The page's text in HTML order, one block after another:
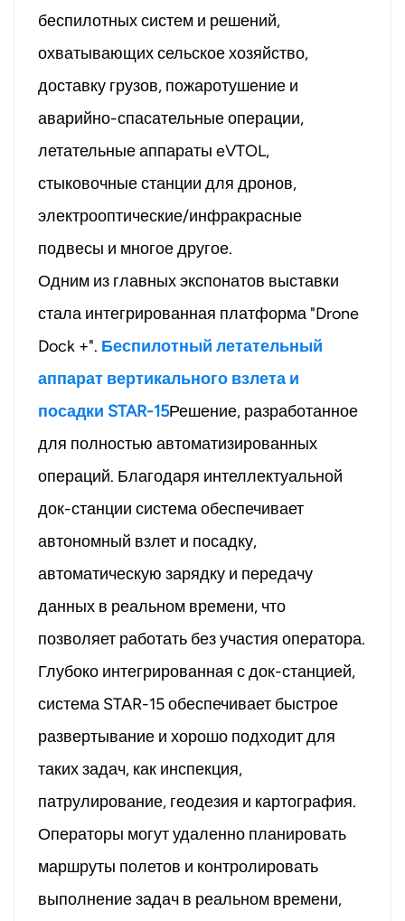
беспилотных систем и решений,
охватывающих сельское хозяйство,
доставку грузов, пожаротушение и
аварийно-спасательные операции,
летательные аппараты eVTOL,
стыковочные станции для дронов,
электрооптические/инфракрасные
подвесы и многое другое.
Одним из главных экспонатов выставки
стала интегрированная платформа "Drone
Dock +". Беспилотный летательный
аппарат вертикального взлета и
посадки STAR-15Решение, разработанное
для полностью автоматизированных
операций. Благодаря интеллектуальной
док-станции система обеспечивает
автономный взлет и посадку,
автоматическую зарядку и передачу
данных в реальном времени, что
позволяет работать без участия оператора.
Глубоко интегрированная с док-станцией,
система STAR-15 обеспечивает быстрое
развертывание и хорошо подходит для
таких задач, как инспекция,
патрулирование, геодезия и картография.
Операторы могут удаленно планировать
маршруты полетов и контролировать
выполнение задач в реальном времени,